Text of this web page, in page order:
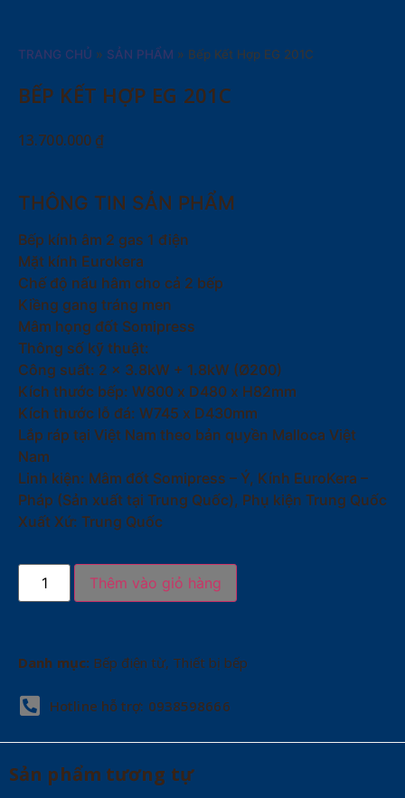
TRANG CHỦ » SẢN PHẨM » Bếp Kết Hợp EG 201C
BẾP KẾT HỢP EG 201C
13.700.000 ₫
THÔNG TIN SẢN PHẨM
Bếp kính âm 2 gas 1 điện
Mặt kính Eurokera
Chế độ nấu hâm cho cả 2 bếp
Kiềng gang tráng men
Mâm họng đốt Somipress
Thông số kỹ thuật:
Công suất: 2 x 3.8kW + 1.8kW (Ø200)
Kích thước bếp: W800 x D480 x H82mm
Kích thước lỗ đá: W745 x D430mm
Lắp ráp tại Việt Nam theo bản quyền Malloca Việt
Nam
Linh kiện: Mâm đốt Somipress – Ý, Kính EuroKera –
Pháp (Sản xuất tại Trung Quốc), Phụ kiện Trung Quốc
Xuất Xứ: Trung Quốc
Thêm vào giỏ hàng
Danh mục: Bếp điện từ, Thiết bị bếp
Hotline hỗ trợ: 0938598666
Sản phẩm tương tự